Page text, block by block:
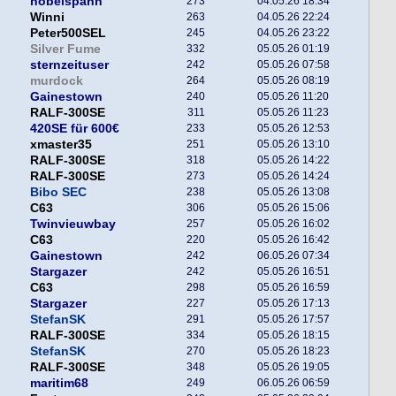
Winni 263 04.05.26 22:24
Peter500SEL 245 04.05.26 23:22
Silver Fume 332 05.05.26 01:19
sternzeituser 242 05.05.26 07:58
murdock 264 05.05.26 08:19
Gainestown 240 05.05.26 11:20
RALF-300SE 311 05.05.26 11:23
420SE für 600€ 233 05.05.26 12:53
xmaster35 251 05.05.26 13:10
RALF-300SE 318 05.05.26 14:22
RALF-300SE 273 05.05.26 14:24
Bibo SEC 238 05.05.26 13:08
C63 306 05.05.26 15:06
Twinvieuwbay 257 05.05.26 16:02
C63 220 05.05.26 16:42
Gainestown 242 06.05.26 07:34
Stargazer 242 05.05.26 16:51
C63 298 05.05.26 16:59
Stargazer 227 05.05.26 17:13
StefanSK 291 05.05.26 17:57
RALF-300SE 334 05.05.26 18:15
StefanSK 270 05.05.26 18:23
RALF-300SE 348 05.05.26 19:05
maritim68 249 06.05.26 06:59